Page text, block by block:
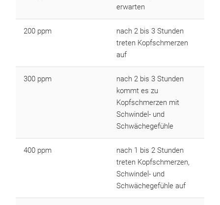
erwarten
200 ppm
nach 2 bis 3 Stunden
treten Kopfschmerzen
auf
300 ppm
nach 2 bis 3 Stunden
kommt es zu
Kopfschmerzen mit
Schwindel- und
Schwächegefühle
400 ppm
nach 1 bis 2 Stunden
treten Kopfschmerzen,
Schwindel- und
Schwächegefühle auf